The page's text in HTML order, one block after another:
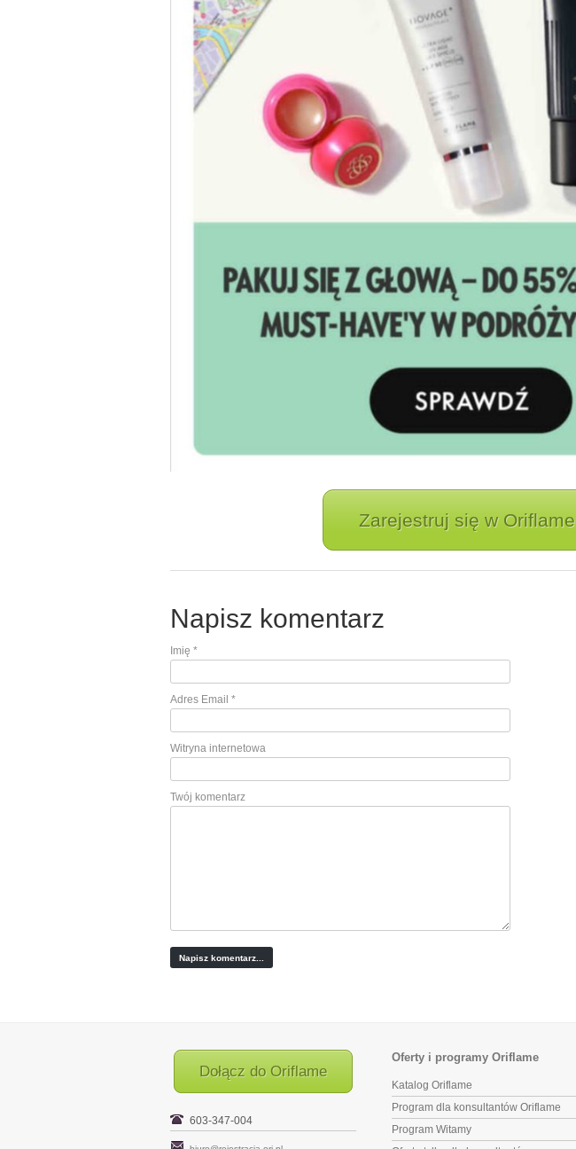
Zarejestruj się w Oriflame
Napisz komentarz
Imię *
Adres Email *
Witryna internetowa
Twój komentarz
Dołącz do Oriflame
603-347-004
Oferty i programy Oriflame
Katalog Oriflame
Program dla konsultantów Oriflame
Program Witamy